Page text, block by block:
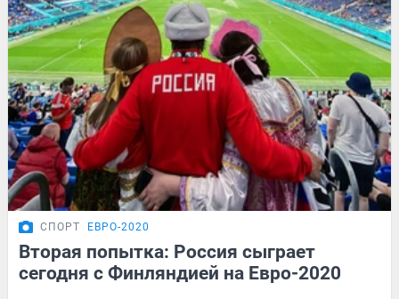
СПОРТ ЕВРО-2020
Вторая попытка: Россия сыграет
сегодня с Финляндией на Евро-2020